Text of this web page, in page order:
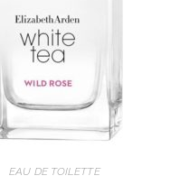
EAU DE TOILETTE